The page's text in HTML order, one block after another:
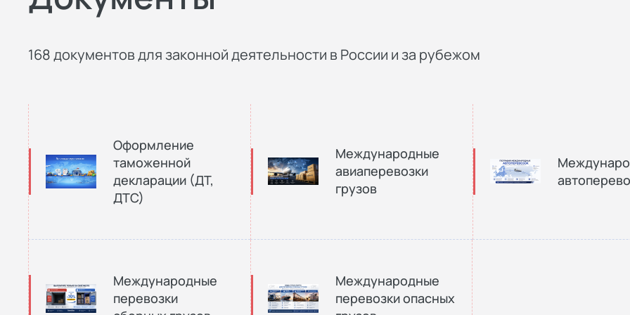
168 документов для законной деятельности в России и за рубежом
Оформление
таможенной
декларации (ДТ,
ДТС)
Международные
авиаперевозки
грузов
Международные
перевозки
Международные
перевозки опасных